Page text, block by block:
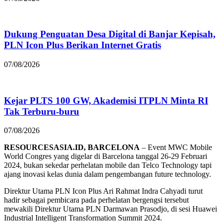
Dukung Penguatan Desa Digital di Banjar Kepisah,
PLN Icon Plus Berikan Internet Gratis
07/08/2026
Kejar PLTS 100 GW, Akademisi ITPLN Minta RI
Tak Terburu-buru
07/08/2026
RESOURCESASIA.ID, BARCELONA – Event MWC Mobile
World Congres yang digelar di Barcelona tanggal 26-29 Februari
2024, bukan sekedar perhelatan mobile dan Telco Technology tapi
ajang inovasi kelas dunia dalam pengembangan future technology.
Direktur Utama PLN Icon Plus Ari Rahmat Indra Cahyadi turut
hadir sebagai pembicara pada perhelatan bergengsi tersebut
mewakili Direktur Utama PLN Darmawan Prasodjo, di sesi Huawei
Industrial Intelligent Transformation Summit 2024.